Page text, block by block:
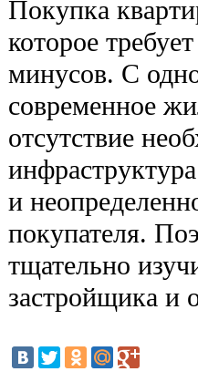
Покупка
которое
минусов. С
современное
отсутствие
и
покупателя.
тщательно
застройщика и